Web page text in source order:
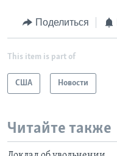
Поделиться
This item is part of
США Новости
Читайте также